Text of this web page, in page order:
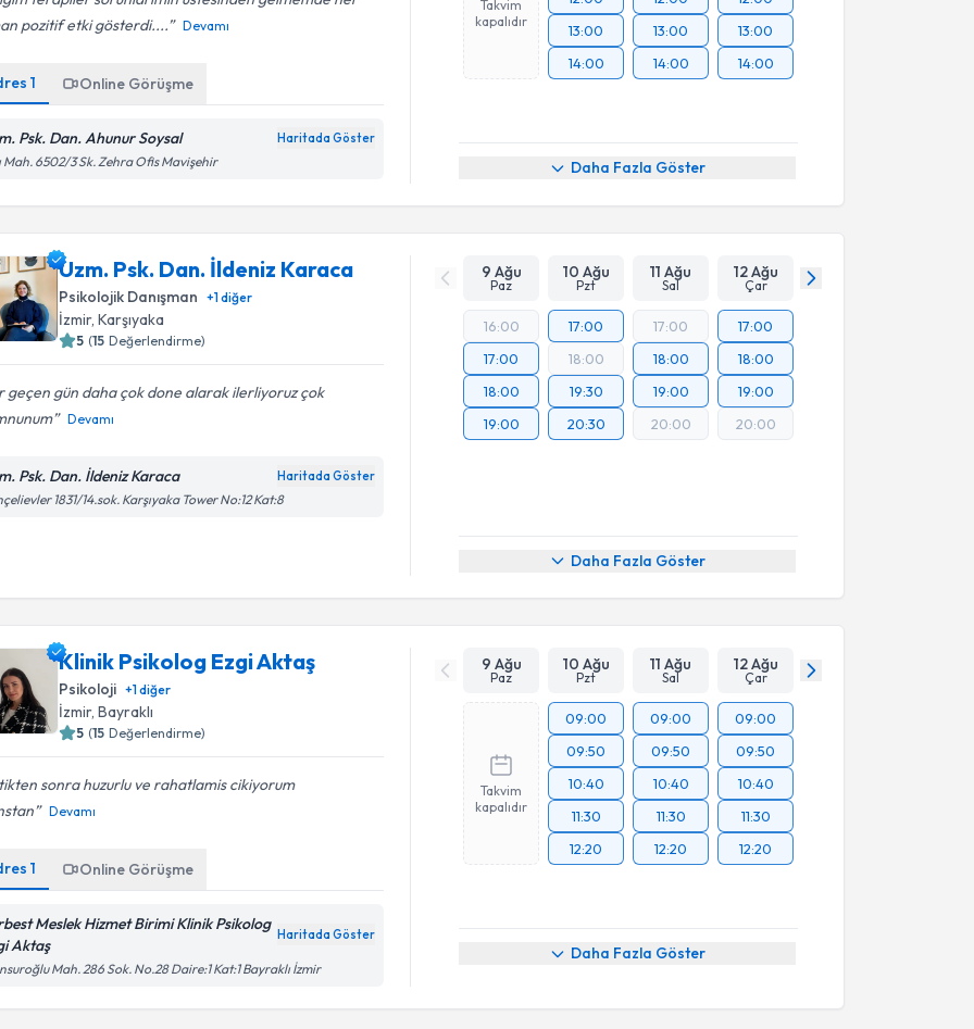
pozitif etki gösterdi....
Devamı
1 Online Görüşme
Psk. Dan. Ahunur Soysal Haritada Göster
Mah. 6502/3 Sk. Zehra Ofis Mavişehir
Takvim
kapalıdır
13:00
14:00
13:00
14:00
13:00
14:00
Daha Fazla Göster
Uzm. Psk. Dan. İldeniz Karaca
Psikolojik Danışman +1diğer
İzmir, Karşıyaka
5 (15 Değerlendirme)
geçen gün daha çok done alarak ilerliyoruz çok
Devamı
Psk. Dan. İldeniz Karaca Haritada Göster
1831/14.sok. Karşıyaka Tower No:12 Kat:8
9 Ağu
Paz
10 Ağu
Pzt
11 Ağu
Sal
12 Ağu
Çar
16:00
17:00
18:00
19:00
17:00
18:00
19:30
20:30
17:00
18:00
19:00
20:00
17:00
18:00
19:00
20:00
Daha Fazla Göster
Klinik Psikolog Ezgi Aktaş
Psikoloji +1diğer
İzmir, Bayraklı
5 (15 Değerlendirme)
sonra huzurlu ve rahatlamis cikiyorum
Devamı
1 Online Görüşme
Meslek Hizmet Birimi Klinik Psikolog
Aktaş
Haritada Göster
Mah. 286 Sok. No.28 Daire:1 Kat:1 Bayraklı İzmir
9 Ağu
Paz
10 Ağu
Pzt
11 Ağu
Sal
12 Ağu
Çar
Takvim
kapalıdır
09:00
09:50
10:40
11:30
12:20
09:00
09:50
10:40
11:30
12:20
09:00
09:50
10:40
11:30
12:20
Daha Fazla Göster